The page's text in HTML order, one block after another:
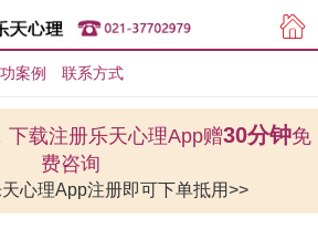
案例 联系方式
下载注册乐天心理App赠30分钟免
费咨询
心理App注册即可下单抵用>>